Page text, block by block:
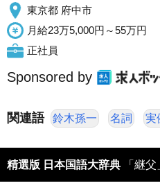
東京都 府中市
月給23万5,000円～55万円
正社員
Sponsored by
関連語 鈴木孫一 名詞 実
精選版 日本国語大辞典 「継